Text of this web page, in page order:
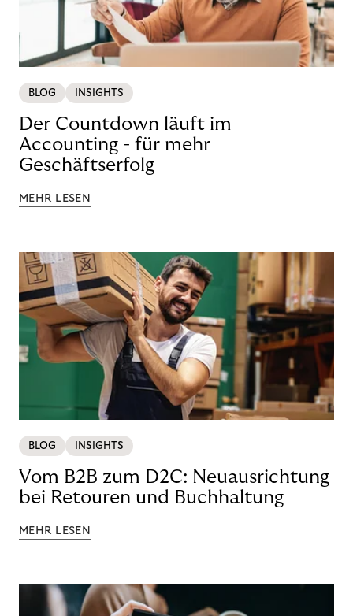
BLOG INSIGHTS
Der Countdown läuft im
Accounting - für mehr
Geschäftserfolg
MEHR LESEN
BLOG INSIGHTS
Vom B2B zum D2C: Neuausrichtung
bei Retouren und Buchhaltung
MEHR LESEN